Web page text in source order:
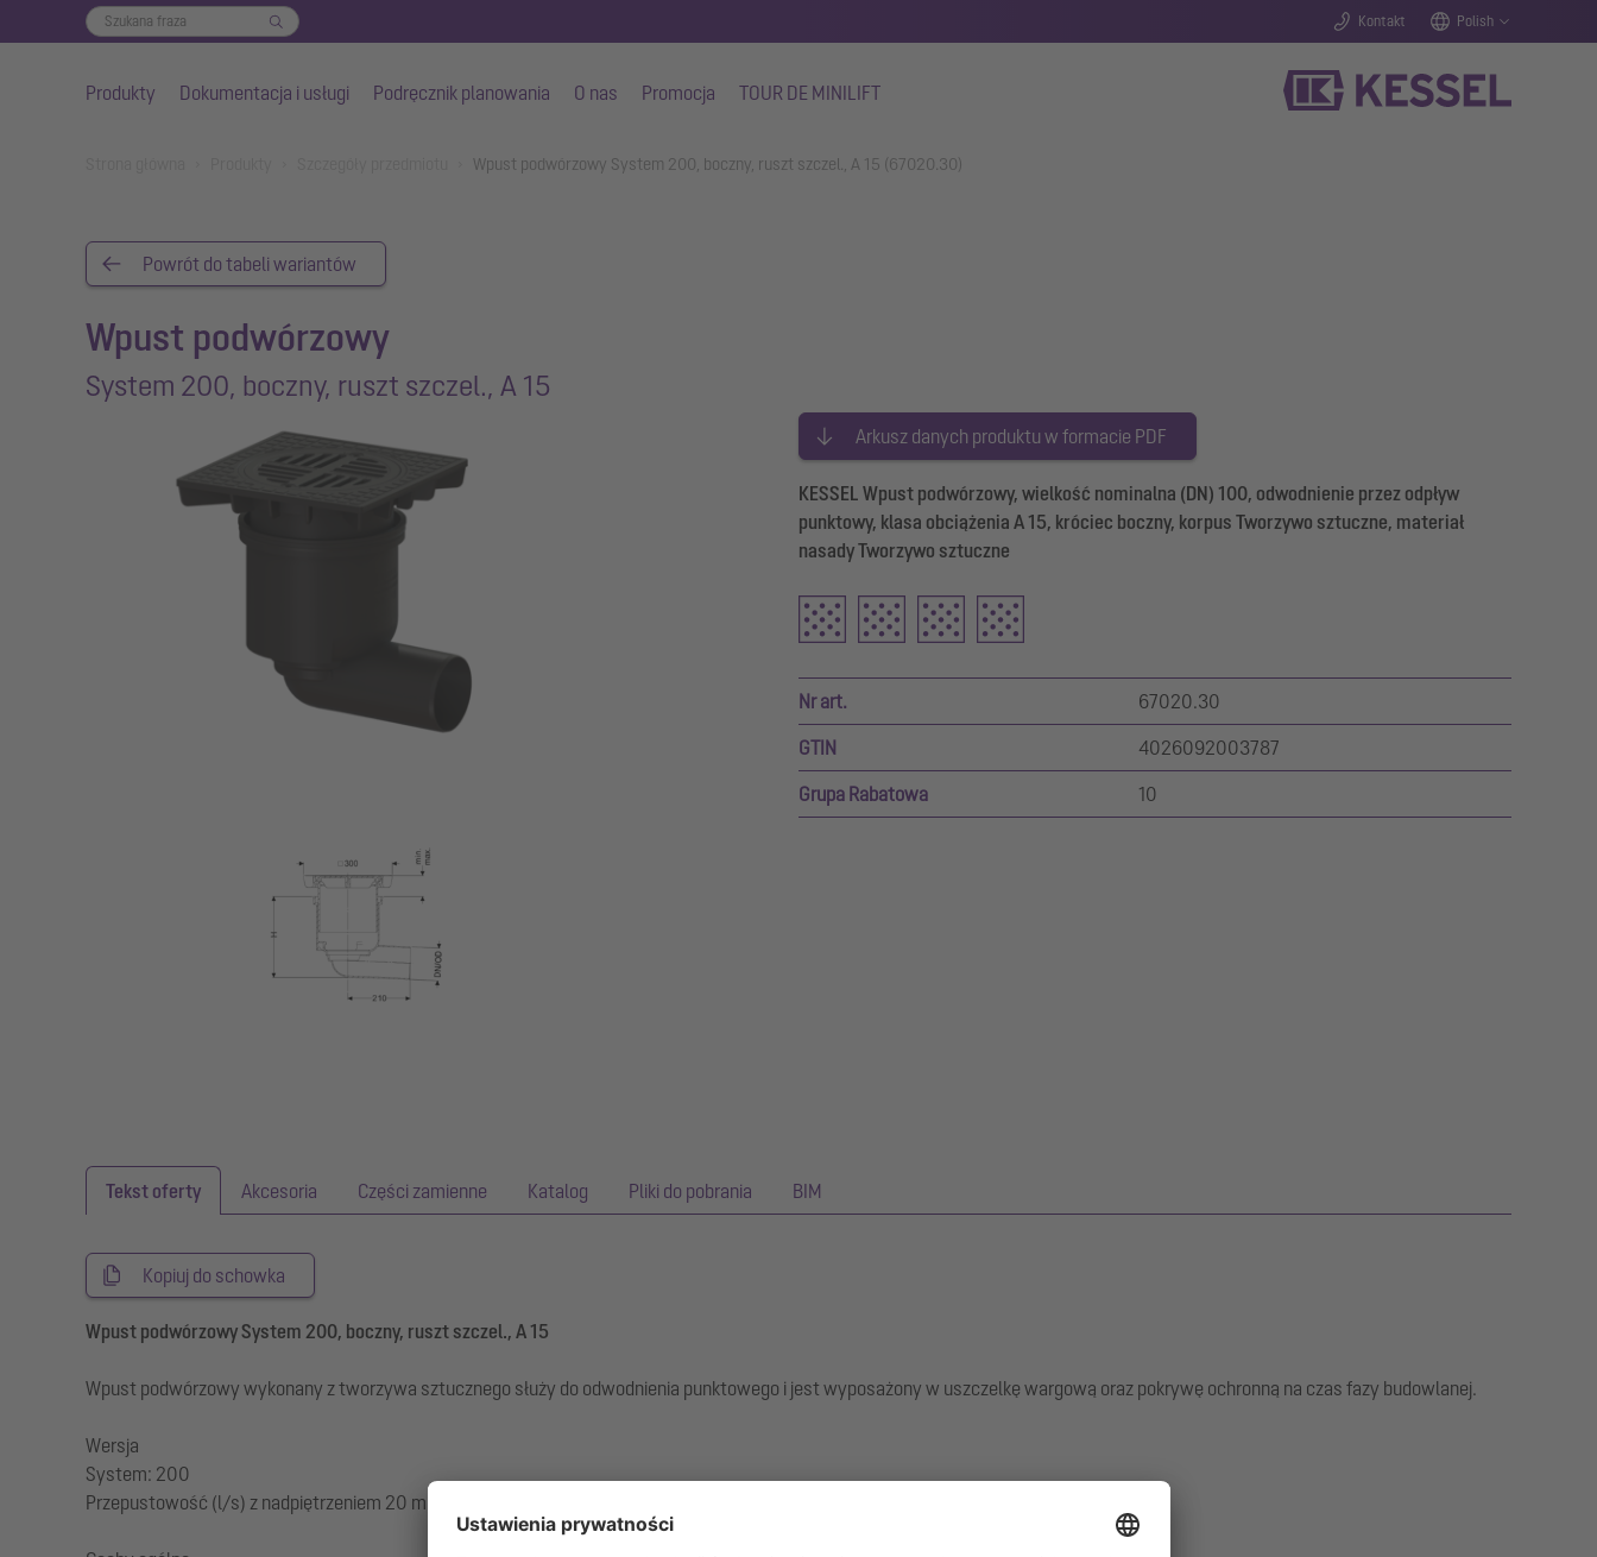
Kontakt Polish
Produkty Dokumentacja i usługi Podręcznik planowania O nas Promocja TOUR DE MINILIFT
Wpust podwórzowy System 200, boczny, ruszt szczel., A 15 (67020.30)
Powrót do tabeli wariantów
Wpust podwórzowy
System 200, boczny, ruszt szczel., A 15
Arkusz danych produktu w formacie PDF
KESSEL Wpust podwórzowy, wielkość nominalna (DN) 100, odwodnienie przez odpływ
punktowy, klasa obciążenia A 15, króciec boczny, korpus Tworzywo sztuczne, materiał
nasady Tworzywo sztuczne
Nr art. 67020.30
GTIN 4026092003787
Grupa Rabatowa 10
Tekst oferty Akcesoria Części zamienne Katalog Pliki do pobrania BIM
Kopiuj do schowka
Wpust podwórzowy System 200, boczny, ruszt szczel., A 15
Wpust podwórzowy wykonany z tworzywa sztucznego służy do odwodnienia punktowego i jest wyposażony w uszczelkę wargową oraz pokrywę ochronną na czas fazy budowlanej.
Wersja
System: 200
Przepustowość (l/s) z nadpiętrzeniem 20 mm: 4,5